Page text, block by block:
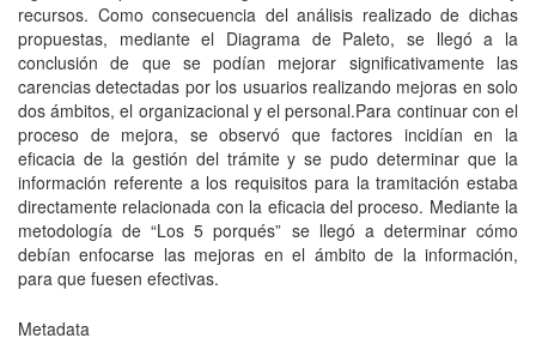
recursos. Como consecuencia del análisis realizado de dichas
propuestas, mediante el Diagrama de Paleto, se llegó a la
conclusión de que se podían mejorar significativamente las
carencias detectadas por los usuarios realizando mejoras en solo
dos ámbitos, el organizacional y el personal.Para continuar con el
proceso de mejora, se observó que factores incidían en la
eficacia de la gestión del trámite y se pudo determinar que la
información referente a los requisitos para la tramitación estaba
directamente relacionada con la eficacia del proceso. Mediante la
metodología de “Los 5 porqués” se llegó a determinar cómo
debían enfocarse las mejoras en el ámbito de la información,
para que fuesen efectivas.
Metadata